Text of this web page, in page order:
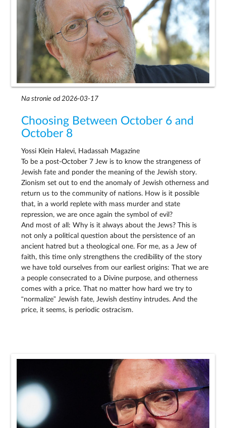
Na stronie od 2026-03-17
Choosing Between October 6 and
October 8
Yossi Klein Halevi, Hadassah Magazine
To be a post-October 7 Jew is to know the strangeness of
Jewish fate and ponder the meaning of the Jewish story.
Zionism set out to end the anomaly of Jewish otherness and
return us to the community of nations. How is it possible
that, in a world replete with mass murder and state
repression, we are once again the symbol of evil?
And most of all: Why is it always about the Jews? This is
not only a political question about the persistence of an
ancient hatred but a theological one. For me, as a Jew of
faith, this time only strengthens the credibility of the story
we have told ourselves from our earliest origins: That we are
a people consecrated to a Divine purpose, and otherness
comes with a price. That no matter how hard we try to
“normalize” Jewish fate, Jewish destiny intrudes. And the
price, it seems, is periodic ostracism.